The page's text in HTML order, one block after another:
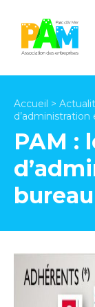
Accueil >
d’administration
PAM :